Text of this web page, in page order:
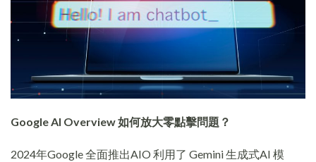
GoogleAI Overview如何放大零點擊問題？
2024年Google 全面推出AIO 利用了 Gemini 生成式AI 模